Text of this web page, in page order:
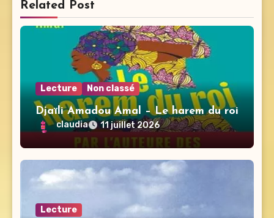
Related Post
Lecture Non classé
Djaïli Amadou Amal – Le harem du roi
claudia 11 juillet 2026
Lecture